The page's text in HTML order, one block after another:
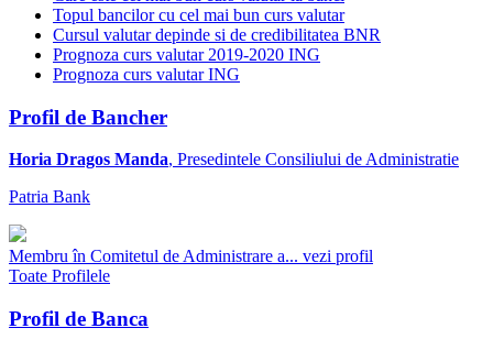
Topul bancilor cu cel mai bun curs valutar
Cursul valutar depinde si de credibilitatea BNR
Prognoza curs valutar 2019-2020 ING
Prognoza curs valutar ING
Profil de Bancher
Horia Dragos Manda, Presedintele Consiliului de Administratie
Patria Bank
Membru în Comitetul de Administrare a... vezi profil
Toate Profilele
Profil de Banca